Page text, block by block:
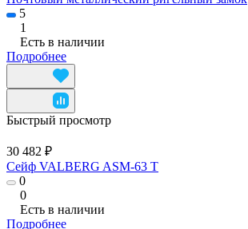
5
1
Есть в наличии
Подробнее
Быстрый просмотр
30 482 ₽
Сейф VALBERG ASM-63 T
0
0
Есть в наличии
Подробнее